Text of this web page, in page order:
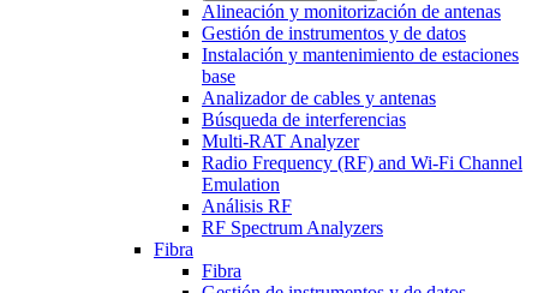
Alineación y monitorización de antenas
Gestión de instrumentos y de datos
Instalación y mantenimiento de estaciones
base
Analizador de cables y antenas
Búsqueda de interferencias
Multi-RAT Analyzer
Radio Frequency (RF) and Wi-Fi Channel
Emulation
Análisis RF
RF Spectrum Analyzers
Fibra
Fibra